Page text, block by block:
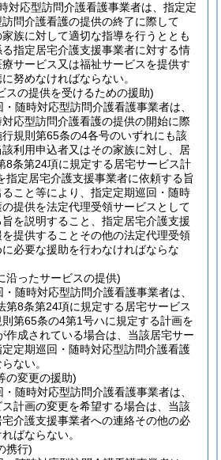
対応型訪問介護看護事業者は、指定定
問介護看護の提供の終了に際して
族に対して適切な指導を行うととも
指定居宅介護支援事業者に対する情
サービス又は福祉サービスを提供す
努めなければならない。
スの提供を受けるための援助)
随時対応型訪問介護看護事業者は、
応型訪問介護看護の提供の開始に際
規則第65条の4各号のいずれにも該
利用申込者又はその家族に対し、居
8条第24項に規定する居宅サービス計
指定居宅介護支援事業者に依頼する旨
こと等により、指定定期巡回・随時
提供を法定代理受領サービスとして
を説明すること、指定居宅介護支援
提供することその他の法定代理受領
必要な援助を行わなければならな
沿ったサービスの提供)
随時対応型訪問介護看護事業者は、
第8条第24項に規定する居宅サービス
第65条の4第1号ハに規定する計画を
作成されている場合は、当該居宅サー
定期巡回・随時対応型訪問介護看護
ない。
の変更の援助)
随時対応型訪問介護看護事業者は、
計画の変更を希望する場合は、当該
介護支援事業者への連絡その他の必
ばならない。
携行)